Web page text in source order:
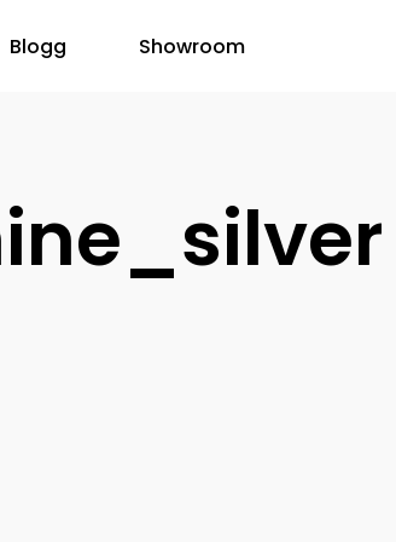
Blogg Showroom